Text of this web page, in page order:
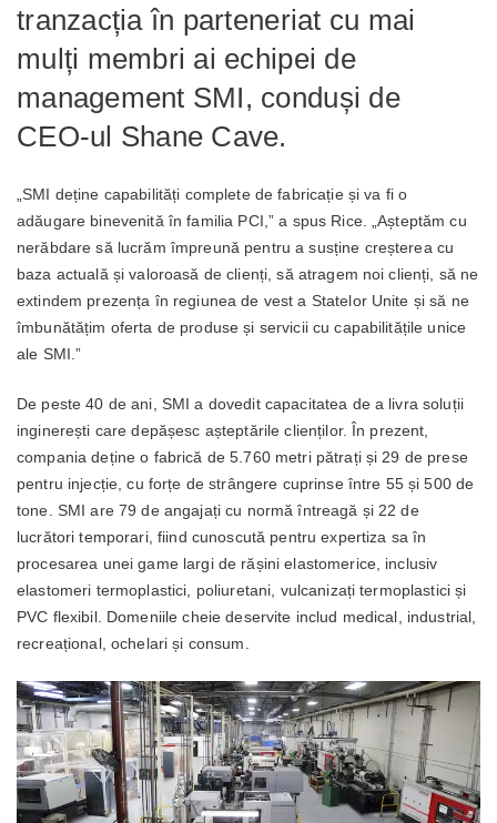
tranzacția în parteneriat cu mai
mulți membri ai echipei de
management SMI, conduși de
CEO-ul Shane Cave.
„SMI deține capabilități complete de fabricație și va fi o
adăugare binevenită în familia PCI,” a spus Rice. „Așteptăm cu
nerăbdare să lucrăm împreună pentru a susține creșterea cu
baza actuală și valoroasă de clienți, să atragem noi clienți, să ne
extindem prezența în regiunea de vest a Statelor Unite și să ne
îmbunătățim oferta de produse și servicii cu capabilitățile unice
ale SMI.”
De peste 40 de ani, SMI a dovedit capacitatea de a livra soluții
inginerești care depășesc așteptările clienților. În prezent,
compania deține o fabrică de 5.760 metri pătrați și 29 de prese
pentru injecție, cu forțe de strângere cuprinse între 55 și 500 de
tone. SMI are 79 de angajați cu normă întreagă și 22 de
lucrători temporari, fiind cunoscută pentru expertiza sa în
procesarea unei game largi de rășini elastomerice, inclusiv
elastomeri termoplastici, poliuretani, vulcanizați termoplastici și
PVC flexibil. Domeniile cheie deservite includ medical, industrial,
recreațional, ochelari și consum.